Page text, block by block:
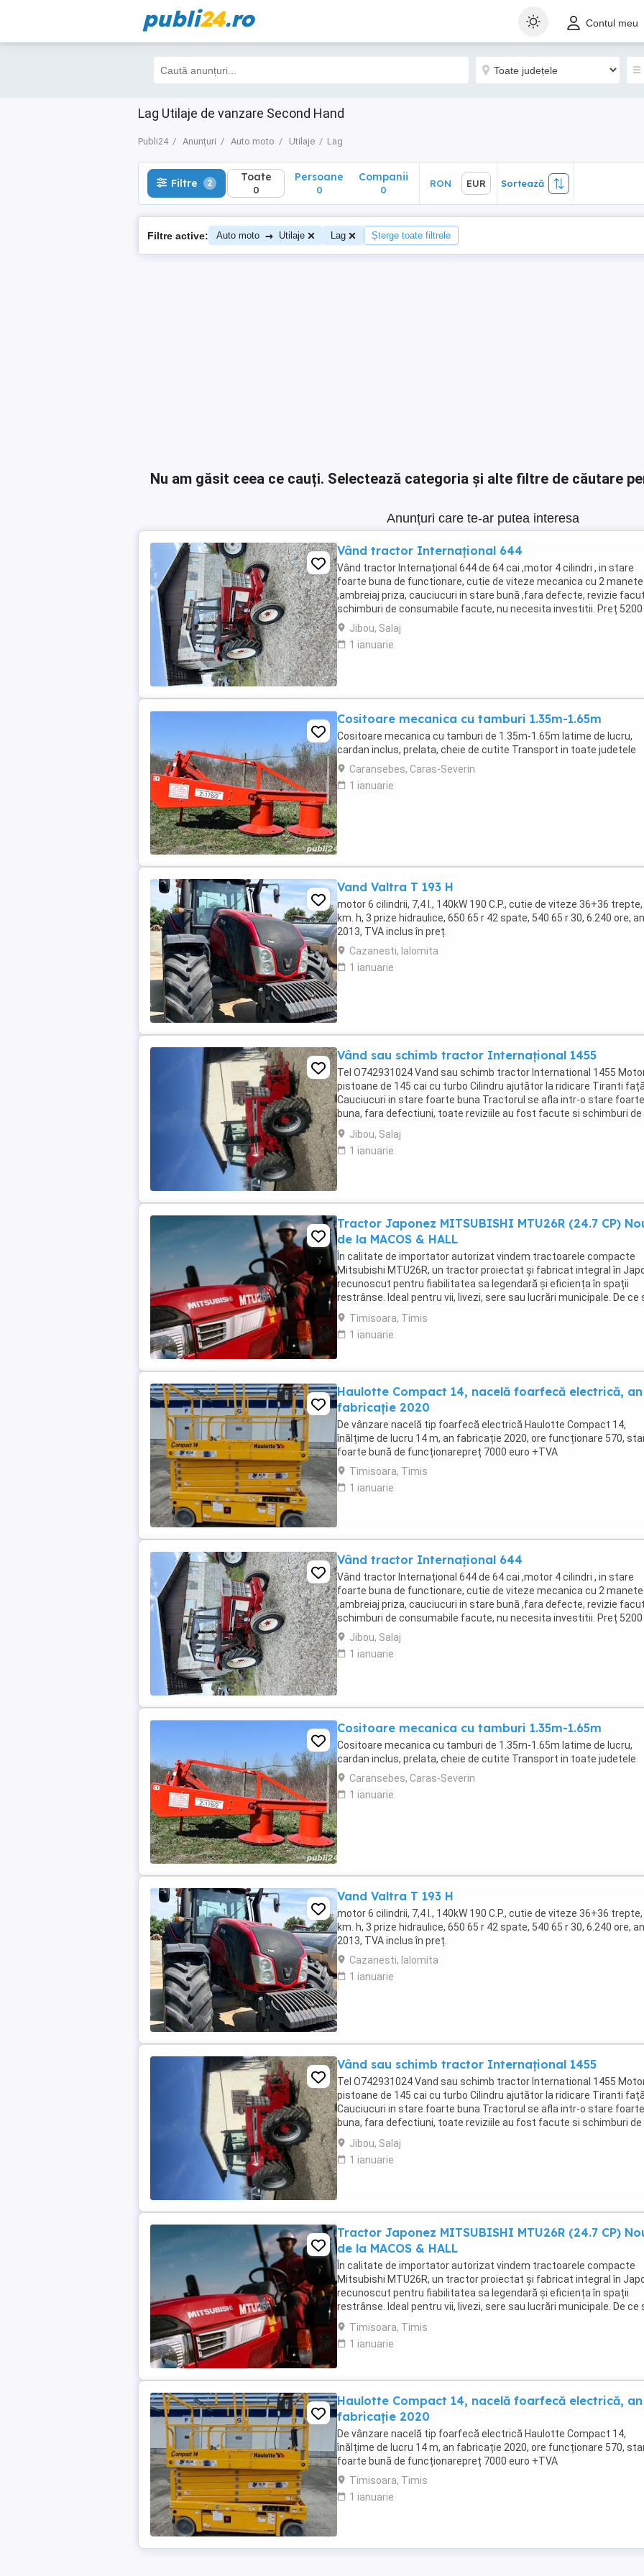
publi24.ro Contul meu
Lag Utilaje de vanzare Second Hand
Publi24 Anunțuri Auto moto Utilaje Lag
Filtre 2 Toate
0
Sortează
Filtre 2 Toate
0
Persoane
0
Companii
0
RON EUR Sortează
Filtre active: Auto moto → Utilaje Lag Șterge toate filtrele
Nu am găsit ceea ce cauți. Selectează categoria și alte filtre de căutare
Anunțuri care te-ar putea interesa
Vând tractor Internațional 644
Vând tractor Internațional 644 de 64 cai ,motor 4 cilindri , in stare
foarte buna de functionare, cutie de viteze mecanica cu 2 manete
,ambreiaj priza, cauciucuri in stare bună ,fara defecte, revizie
schimburi de consumabile facute, nu necesita investitii. Preț 5200
Jibou, Salaj
1 ianuarie
Cositoare mecanica cu tamburi 1.35m-1.65m
Cositoare mecanica cu tamburi de 1.35m-1.65m latime de lucru,
cardan inclus, prelata, cheie de cutite Transport in toate judetele
Caransebes, Caras-Severin
1 ianuarie
Vand Valtra T 193 H
motor 6 cilindrii, 7,4 l., 140kW 190 C.P., cutie de viteze 36+36
km. h, 3 prize hidraulice, 650 65 r 42 spate, 540 65 r 30, 6.240 ore, an
2013, TVA inclus în preț.
Cazanesti, Ialomita
1 ianuarie
Vând sau schimb tractor Internațional 1455
Tel O742931024 Vand sau schimb tractor International 1455
pistoane de 145 cai cu turbo Cilindru ajutător la ridicare Tiranti
Cauciucuri in stare foarte buna Tractorul se afla intr-o stare foarte
buna, fara defectiuni, toate reviziile au fost facute si schimburi de
consumabile, nu necesita ...
Jibou, Salaj
1 ianuarie
Tractor Japonez MITSUBISHI MTU26R (24.7 CP)
de la MACOS & HALL
În calitate de importator autorizat vindem tractoarele compacte
Mitsubishi MTU26R, un tractor proiectat și fabricat integral în
recunoscut pentru fiabilitatea sa legendară și eficiența în spații
restrânse. Ideal pentru vii, livezi, sere sau lucrări municipale. De ce
alegi Mitsubishi MTU26R ...
Timisoara, Timis
1 ianuarie
Haulotte Compact 14, nacelă foarfecă electrică, an
fabricație 2020
De vânzare nacelă tip foarfecă electrică Haulotte Compact 14,
înălțime de lucru 14 m, an fabricație 2020, ore funcționare 570,
foarte bună de funcționarepreț 7000 euro +TVA
Timisoara, Timis
1 ianuarie
Vând tractor Internațional 644
Vând tractor Internațional 644 de 64 cai ,motor 4 cilindri , in stare
foarte buna de functionare, cutie de viteze mecanica cu 2 manete
,ambreiaj priza, cauciucuri in stare bună ,fara defecte, revizie
schimburi de consumabile facute, nu necesita investitii. Preț 5200
Jibou, Salaj
1 ianuarie
Cositoare mecanica cu tamburi 1.35m-1.65m
Cositoare mecanica cu tamburi de 1.35m-1.65m latime de lucru,
cardan inclus, prelata, cheie de cutite Transport in toate judetele
Caransebes, Caras-Severin
1 ianuarie
Vand Valtra T 193 H
motor 6 cilindrii, 7,4 l., 140kW 190 C.P., cutie de viteze 36+36
km. h, 3 prize hidraulice, 650 65 r 42 spate, 540 65 r 30, 6.240 ore, an
2013, TVA inclus în preț.
Cazanesti, Ialomita
1 ianuarie
Vând sau schimb tractor Internațional 1455
Tel O742931024 Vand sau schimb tractor International 1455
pistoane de 145 cai cu turbo Cilindru ajutător la ridicare Tiranti
Cauciucuri in stare foarte buna Tractorul se afla intr-o stare foarte
buna, fara defectiuni, toate reviziile au fost facute si schimburi de
consumabile, nu necesita ...
Jibou, Salaj
1 ianuarie
Tractor Japonez MITSUBISHI MTU26R (24.7 CP)
de la MACOS & HALL
În calitate de importator autorizat vindem tractoarele compacte
Mitsubishi MTU26R, un tractor proiectat și fabricat integral în
recunoscut pentru fiabilitatea sa legendară și eficiența în spații
restrânse. Ideal pentru vii, livezi, sere sau lucrări municipale. De ce
alegi Mitsubishi MTU26R ...
Timisoara, Timis
1 ianuarie
Haulotte Compact 14, nacelă foarfecă electrică, an
fabricație 2020
De vânzare nacelă tip foarfecă electrică Haulotte Compact 14,
înălțime de lucru 14 m, an fabricație 2020, ore funcționare 570,
foarte bună de funcționarepreț 7000 euro +TVA
Timisoara, Timis
1 ianuarie